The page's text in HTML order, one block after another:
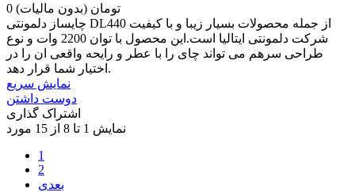
0 تومان (بدون مالیات)
چایساز دلمونتی DL440 از جمله محصولات بسیار زیبا و با کیفیت
شرکت دلمونتی ایتالیا است.این محصول با توان 2200 وات و نوع
طراحی سرهم می تواند چای را با عطر و رایحه واقعی ان را در
اختیار شما قرار دهد.
نمایش سریع
دوست داشتن
اشتراک گذاری
نمایش 1 تا 8 از 15 مورد
1
2
بعدی